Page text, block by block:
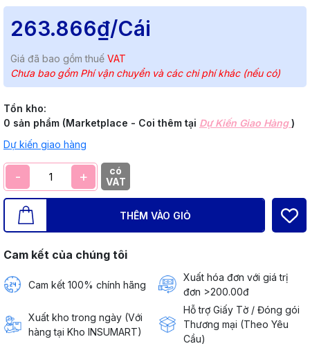
263.866₫/Cái
Giá đã bao gồm thuế VAT
Chưa bao gồm Phí vận chuyển và các chi phí khác (nếu có)
Tồn kho:
0 sản phẩm (Marketplace - Coi thêm tại Dự Kiến Giao Hàng)
Dự kiến giao hàng
- +
có
VAT
THÊM VÀO GIỎ
Cam kết của chúng tôi
Cam kết 100% chính hãng
Xuất hóa đơn với giá trị
đơn >200.00đ
Xuất kho trong ngày (Với
hàng tại Kho INSUMART)
Hỗ trợ Giấy Tờ / Đóng gói
Thương mại (Theo Yêu
Cầu)